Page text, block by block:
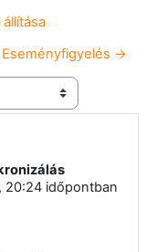
Eseményfigyelés →
20:24 időpontban